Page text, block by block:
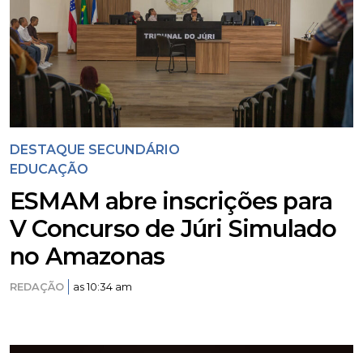
DESTAQUE SECUNDÁRIO
EDUCAÇÃO
ESMAM abre inscrições para
V Concurso de Júri Simulado
no Amazonas
REDAÇÃO as 10:34 am